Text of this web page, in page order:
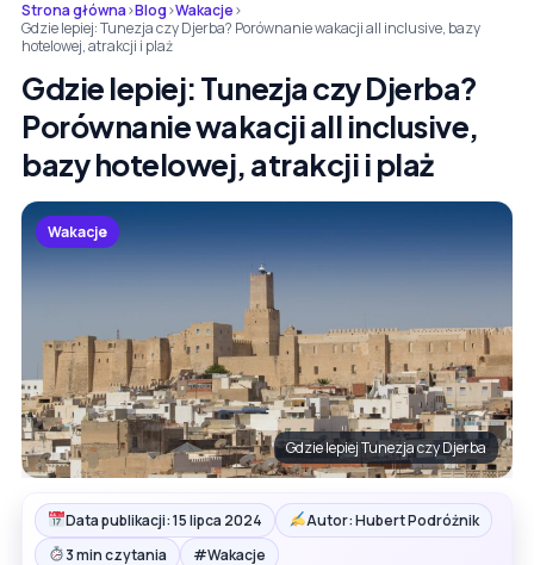
Strona główna›Blog›Wakacje›
Gdzie lepiej: Tunezja czy Djerba? Porównanie wakacji all inclusive, bazy
hotelowej, atrakcji i plaż
Gdzie lepiej: Tunezja czy Djerba?
Porównanie wakacji all inclusive,
bazy hotelowej, atrakcji i plaż
Wakacje
Gdzie lepiej Tunezja czy Djerba
Data publikacji: 15 lipca 2024
Autor: Hubert Podróżnik
3 min czytania
#Wakacje